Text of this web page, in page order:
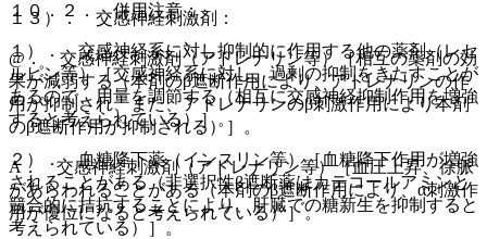
１３）． 交感神経刺激剤：
@． 交感神経刺激剤（アドレナリン等）［相互の薬剤の効
果が減弱する（本剤のβ遮断作用により、アドレナリンの作
用が抑制され、また、アドレナリンのβ刺激作用により本剤
のβ遮断作用が抑制される）］。
A． 交感神経刺激剤（アドレナリン等）［血圧上昇、徐脈
があらわれることがある（本剤のβ遮断作用により、α刺激作
用が優位になると考えられている）］。
１０．２． 併用注意：
１）． 交感神経系に対し抑制的に作用する他の薬剤（レセ
ルピン等）［交感神経系に対し、過剰の抑制をきたすことが
あるので、用量を調節する（相互に交感神経抑制作用を増強
すると考えられている）］。
２）． 血糖降下薬（インスリン等）［血糖降下作用が増強
されることがある（非選択性β遮断薬はカテコールアミンと
競合的に拮抗することにより、肝臓での糖新生を抑制すると
考えられている）］。